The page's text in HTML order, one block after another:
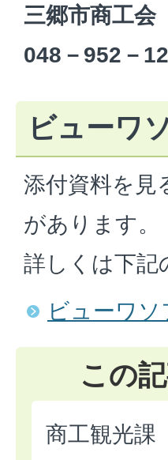
三郷市商工会
048－952－
ビューワ
添付資料を見
があります。
詳しくは下記
ビューワ
この
商工観光課